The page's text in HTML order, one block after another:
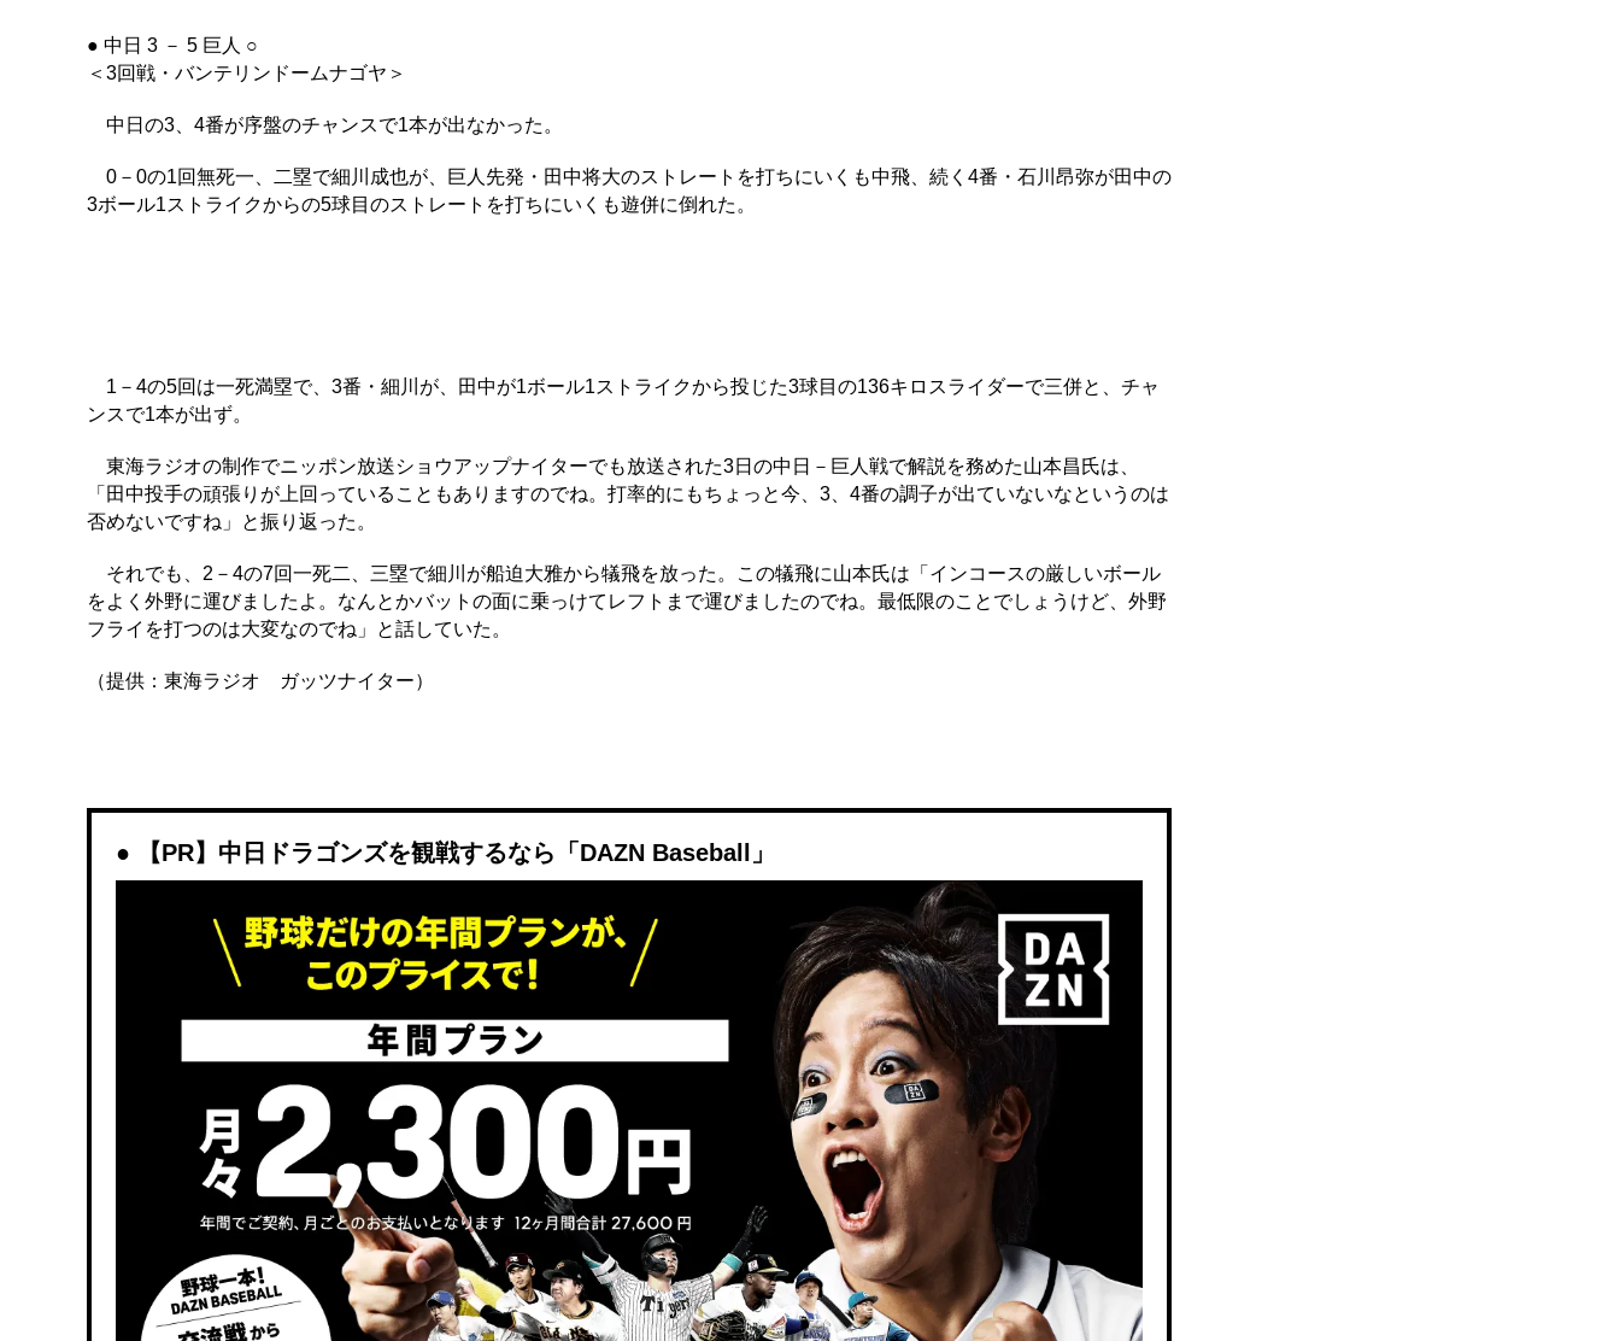
● 中日 3 － 5 巨人 ○
＜3回戦・バンテリンドームナゴヤ＞
中日の3、4番が序盤のチャンスで1本が出なかった。
0－0の1回無死一、二塁で細川成也が、巨人先発・田中将大のストレートを打ちにいくも中飛、続く4番・石川昂弥が田中の
3ボール1ストライクからの5球目のストレートを打ちにいくも遊併に倒れた。
1－4の5回は一死満塁で、3番・細川が、田中が1ボール1ストライクから投じた3球目の136キロスライダーで三併と、チャ
ンスで1本が出ず。
東海ラジオの制作でニッポン放送ショウアップナイターでも放送された3日の中日－巨人戦で解説を務めた山本昌氏は、
「田中投手の頑張りが上回っていることもありますのでね。打率的にもちょっと今、3、4番の調子が出ていないなというのは
否めないですね」と振り返った。
それでも、2－4の7回一死二、三塁で細川が船迫大雅から犠飛を放った。この犠飛に山本氏は「インコースの厳しいボール
をよく外野に運びましたよ。なんとかバットの面に乗っけてレフトまで運びましたのでね。最低限のことでしょうけど、外野
フライを打つのは大変なのでね」と話していた。
（提供：東海ラジオ ガッツナイター）
【PR】中日ドラゴンズを観戦するなら「DAZN Baseball」